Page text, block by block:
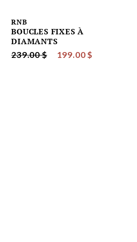
RNB
BOUCLES FIXES À
DIAMANTS
239.00 $ 199.00 $